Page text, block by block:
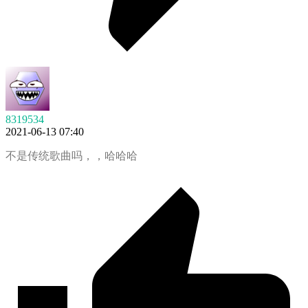
8319534
2021-06-13 07:40
不是传统歌曲吗，，哈哈哈